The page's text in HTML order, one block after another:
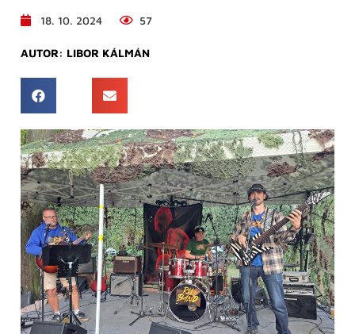
18. 10. 2024 57
AUTOR: LIBOR KÁLMÁN